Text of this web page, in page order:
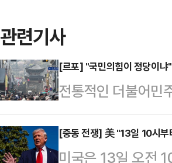
관련기사
[르포] "국민의힘이 정당이
전통적인 더불어민
앞둔 현재 수원 민
한 피로감이 누적
[중동 전쟁] 美 "13일 10시부
미국은 13일 오전 10시(현지